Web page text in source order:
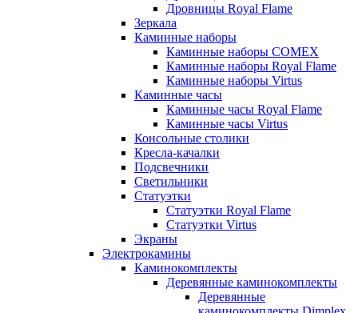
Дровницы Royal Flame
Зеркала
Каминные наборы
Каминные наборы COMEX
Каминные наборы Royal Flame
Каминные наборы Virtus
Каминные часы
Каминные часы Royal Flame
Каминные часы Virtus
Консольные столики
Кресла-качалки
Подсвечники
Светильники
Статуэтки
Статуэтки Royal Flame
Статуэтки Virtus
Экраны
Электрокамины
Каминокомплекты
Деревянные каминокомплекты
Деревянные